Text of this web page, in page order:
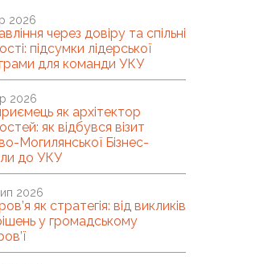
через довіру та спільні
підсумки лідерської
для команди УКУ
2026
як архітектор
як відбувся візит
Могилянської Бізнес-
до УКУ
2026
як стратегія: від викликів
у громадському
2026